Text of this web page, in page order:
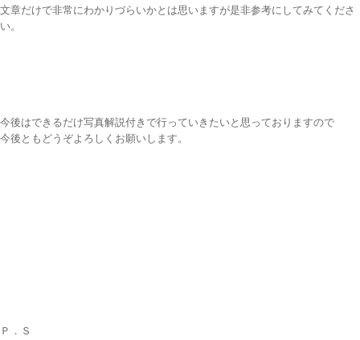
文章だけで非常にわかりづらいかとは思いますが是非参考にしてみてくださ
い。
今後はできるだけ写真解説付きで行っていきたいと思っておりますので
今後ともどうぞよろしくお願いします。
Ｐ．Ｓ